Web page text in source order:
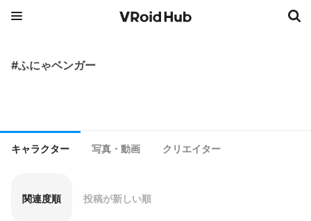
#ふにゃベンガー
キャラクター 写真・動画 クリエイター
関連度順 投稿が新しい順